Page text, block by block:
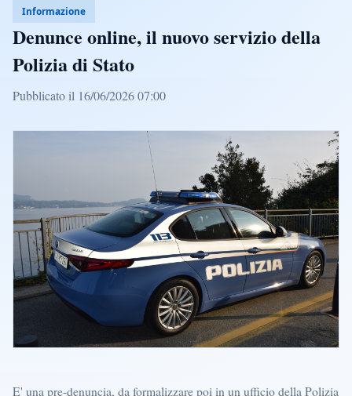
Informazione
Denunce online, il nuovo servizio della
Polizia di Stato
Pubblicato il 16/06/2026 07:00
E' una pre-denuncia, da formalizzare poi in un ufficio della Polizia